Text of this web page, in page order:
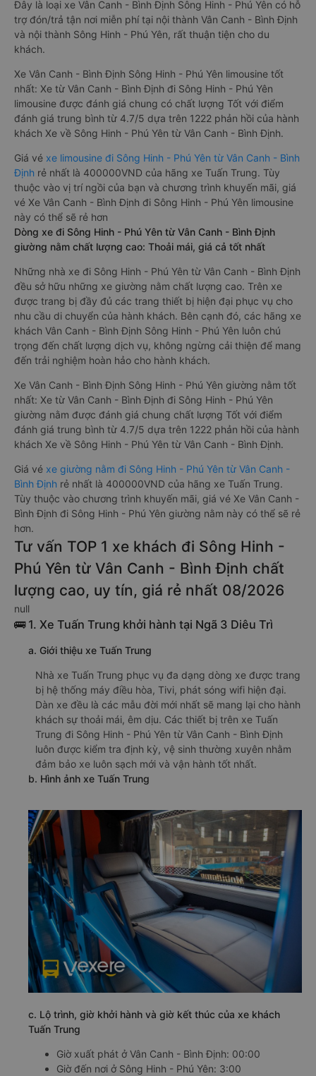
Đây là loại xe Vân Canh - Bình Định Sông Hinh - Phú Yên có hỗ
trợ đón/trả tận nơi miễn phí tại nội thành Vân Canh - Bình Định
và nội thành Sông Hinh - Phú Yên, rất thuận tiện cho du
khách.
Xe Vân Canh - Bình Định Sông Hinh - Phú Yên limousine tốt
nhất: Xe từ Vân Canh - Bình Định đi Sông Hinh - Phú Yên
limousine được đánh giá chung có chất lượng Tốt với điểm
đánh giá trung bình từ 4.7/5 dựa trên 1222 phản hồi của hành
khách Xe về Sông Hinh - Phú Yên từ Vân Canh - Bình Định.
Giá vé xe limousine đi Sông Hinh - Phú Yên từ Vân Canh - Bình
Định rẻ nhất là 400000VND của hãng xe Tuấn Trung. Tùy
thuộc vào vị trí ngồi của bạn và chương trình khuyến mãi, giá
vé Xe Vân Canh - Bình Định đi Sông Hinh - Phú Yên limousine
này có thể sẽ rẻ hơn
Dòng xe đi Sông Hinh - Phú Yên từ Vân Canh - Bình Định
giường nằm chất lượng cao: Thoải mái, giá cả tốt nhất
Những nhà xe đi Sông Hinh - Phú Yên từ Vân Canh - Bình Định
đều sở hữu những xe giường nằm chất lượng cao. Trên xe
được trang bị đầy đủ các trang thiết bị hiện đại phục vụ cho
nhu cầu di chuyển của hành khách. Bên cạnh đó, các hãng xe
khách Vân Canh - Bình Định Sông Hinh - Phú Yên luôn chú
trọng đến chất lượng dịch vụ, không ngừng cải thiện để mang
đến trải nghiệm hoàn hảo cho hành khách.
Xe Vân Canh - Bình Định Sông Hinh - Phú Yên giường nằm tốt
nhất: Xe từ Vân Canh - Bình Định đi Sông Hinh - Phú Yên
giường nằm được đánh giá chung chất lượng Tốt với điểm
đánh giá trung bình từ 4.7/5 dựa trên 1222 phản hồi của hành
khách Xe về Sông Hinh - Phú Yên từ Vân Canh - Bình Định.
Giá vé xe giường nằm đi Sông Hinh - Phú Yên từ Vân Canh -
Bình Định rẻ nhất là 400000VND của hãng xe Tuấn Trung.
Tùy thuộc vào chương trình khuyến mãi, giá vé Xe Vân Canh -
Bình Định đi Sông Hinh - Phú Yên giường nằm này có thể sẽ rẻ
hơn.
Tư vấn TOP 1 xe khách đi Sông Hinh -
Phú Yên từ Vân Canh - Bình Định chất
lượng cao, uy tín, giá rẻ nhất 08/2026
null
🚌 1. Xe Tuấn Trung khởi hành tại Ngã 3 Diêu Trì
a. Giới thiệu xe Tuấn Trung
Nhà xe Tuấn Trung phục vụ đa dạng dòng xe được trang
bị hệ thống máy điều hòa, Tivi, phát sóng wifi hiện đại.
Dàn xe đều là các mẫu đời mới nhất sẽ mang lại cho hành
khách sự thoải mái, êm dịu. Các thiết bị trên xe Tuấn
Trung đi Sông Hinh - Phú Yên từ Vân Canh - Bình Định
luôn được kiểm tra định kỳ, vệ sinh thường xuyên nhằm
đảm bảo xe luôn sạch mới và vận hành tốt nhất.
b. Hình ảnh xe Tuấn Trung
c. Lộ trình, giờ khởi hành và giờ kết thúc của xe khách
Tuấn Trung
Giờ xuất phát ở Vân Canh - Bình Định: 00:00
Giờ đến nơi ở Sông Hinh - Phú Yên: 3:00